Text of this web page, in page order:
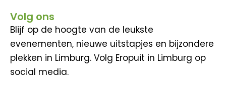
Volg ons
Blijf op de hoogte van de leukste
evenementen, nieuwe uitstapjes en bijzondere
plekken in Limburg. Volg Eropuit in Limburg op
social media.